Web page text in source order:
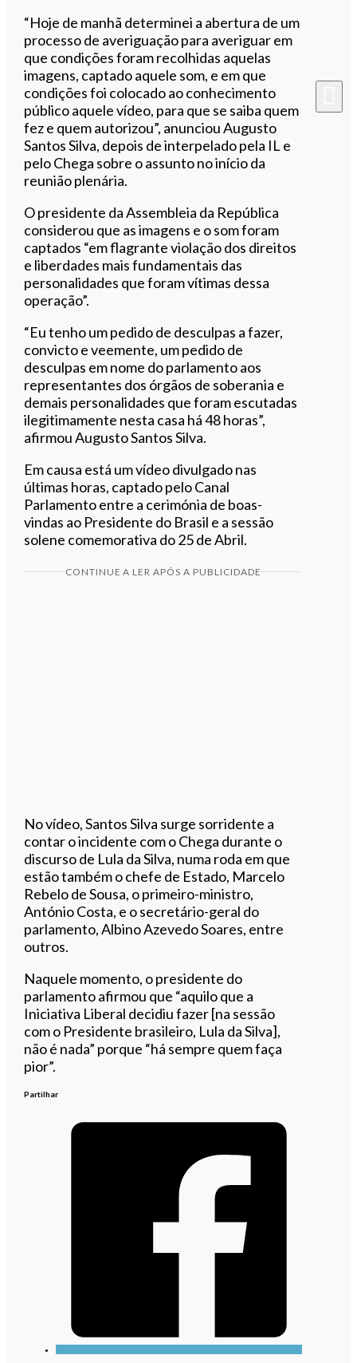
“Hoje de manhã determinei a abertura de um
processo de averiguação para averiguar em
que condições foram recolhidas aquelas
imagens, captado aquele som, e em que
condições foi colocado ao conhecimento
público aquele vídeo, para que se saiba quem
fez e quem autorizou”, anunciou Augusto
Santos Silva, depois de interpelado pela IL e
pelo Chega sobre o assunto no início da
reunião plenária.
O presidente da Assembleia da República
considerou que as imagens e o som foram
captados “em flagrante violação dos direitos
e liberdades mais fundamentais das
personalidades que foram vítimas dessa
operação”.
“Eu tenho um pedido de desculpas a fazer,
convicto e veemente, um pedido de
desculpas em nome do parlamento aos
representantes dos órgãos de soberania e
demais personalidades que foram escutadas
ilegitimamente nesta casa há 48 horas”,
afirmou Augusto Santos Silva.
Em causa está um vídeo divulgado nas
últimas horas, captado pelo Canal
Parlamento entre a cerimónia de boas-
vindas ao Presidente do Brasil e a sessão
solene comemorativa do 25 de Abril.
CONTINUE A LER APÓS A PUBLICIDADE
No vídeo, Santos Silva surge sorridente a
contar o incidente com o Chega durante o
discurso de Lula da Silva, numa roda em que
estão também o chefe de Estado, Marcelo
Rebelo de Sousa, o primeiro-ministro,
António Costa, e o secretário-geral do
parlamento, Albino Azevedo Soares, entre
outros.
Naquele momento, o presidente do
parlamento afirmou que “aquilo que a
Iniciativa Liberal decidiu fazer [na sessão
com o Presidente brasileiro, Lula da Silva],
não é nada” porque “há sempre quem faça
pior”.
Partilhar